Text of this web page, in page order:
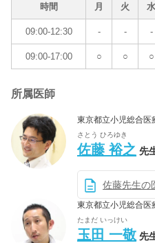
時間 月 火 水
09:00-12:30 - - -
09:00-17:00 ○ ○ ○
所属医師
東京都立小児総合医
さとう ひろゆき
佐藤 裕之 先
佐藤先生の
東京都立小児総合医
たまだ いっけい
玉田 一敬 先